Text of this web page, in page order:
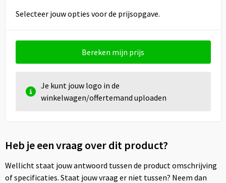
Selecteer jouw opties voor de prijsopgave.
Bereken mijn prijs
Je kunt jouw logo in de
winkelwagen/offertemand uploaden
Heb je een vraag over dit product?
Wellicht staat jouw antwoord tussen de product omschrijving
of specificaties. Staat jouw vraag er niet tussen? Neem dan